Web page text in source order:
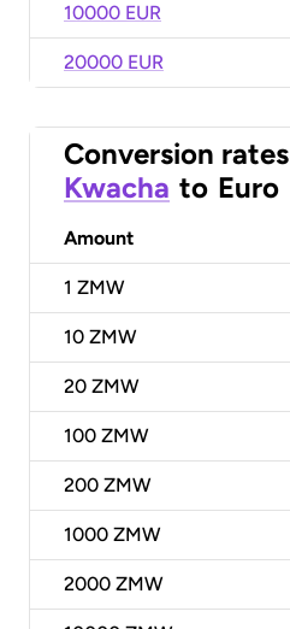
10000 EUR
20000 EUR
Conversion rates
Kwacha to Euro
Amount
1 ZMW
10 ZMW
20 ZMW
100 ZMW
200 ZMW
1000 ZMW
2000 ZMW